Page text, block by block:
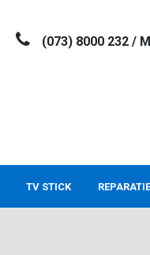
(073) 8000 232 /
TV STICK REPARATIE